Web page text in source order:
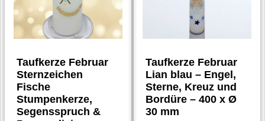
Taufkerze Februar
Sternzeichen
Fische
Stumpenkerze,
Segensspruch &
Taufkerze Februar
Lian blau – Engel,
Sterne, Kreuz und
Bordüre – 400 x Ø
30 mm